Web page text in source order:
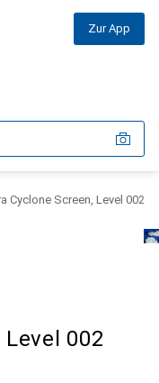
Zur App
Cyclone Screen, Level 002
Level 002